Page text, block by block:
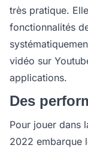
très pratique.
fonctionnalités
vidéo sur
applications.
Des
Pour jouer dans
2022 embarque